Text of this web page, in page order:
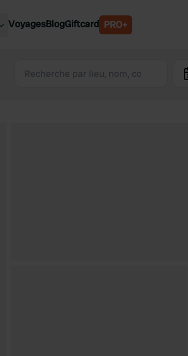
Slovénie
VoyagesBlogGiftcard PRO+